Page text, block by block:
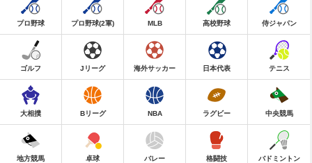
プロ野球 プロ野球(2軍) MLB 高校野球 侍ジャパン
ゴルフ Jリーグ 海外サッカー 日本代表 テニス
大相撲 Bリーグ NBA ラグビー 中央競馬
地方競馬 卓球 バレー 格闘技 バドミントン